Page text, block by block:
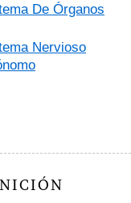
De Órganos
Nervioso